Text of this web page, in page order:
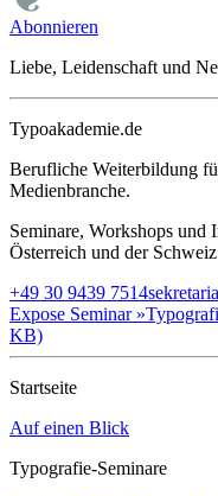
Abonnieren
Liebe, Leidenschaft und
Typoakademie.de
Berufliche Weiterbildung
Medienbranche.
Seminare, Workshops und
Österreich und der
+49 30 9439 7514
Expose Seminar
KB)
Startseite
Auf einen Blick
Typografie-Seminare